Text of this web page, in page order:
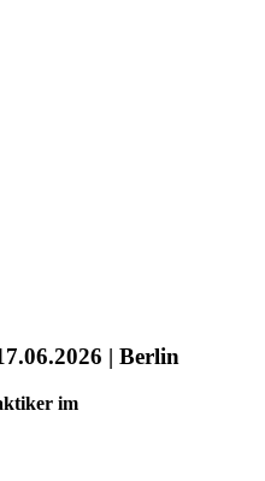
| Berlin
im